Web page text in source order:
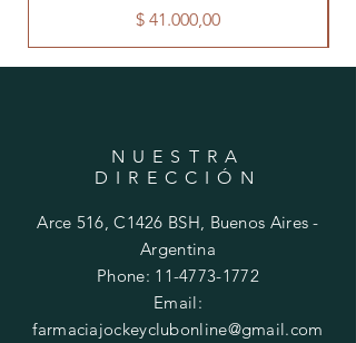
Precio
$ 41.000,00
NUESTRA
DIRECCIÓN
Arce 516, C1426 BSH, Buenos Aires -
Argentina
Phone: 11-4773-1772
Email:
farmaciajockeyclubonline@gmail.com